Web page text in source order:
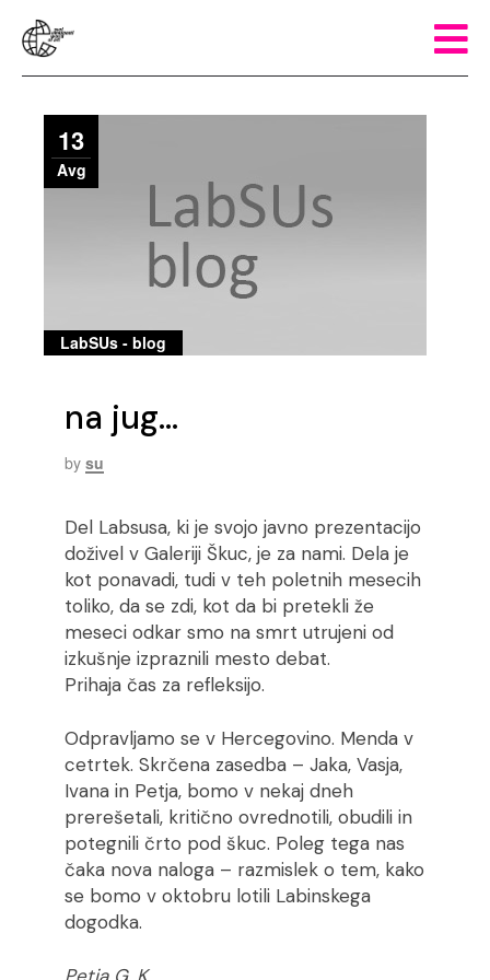
13
Avg
LabSUs - blog
na jug…
by su
Del Labsusa, ki je svojo javno prezentacijo
doživel v Galeriji Škuc, je za nami. Dela je
kot ponavadi, tudi v teh poletnih mesecih
toliko, da se zdi, kot da bi pretekli že
meseci odkar smo na smrt utrujeni od
izkušnje izpraznili mesto debat.
Prihaja čas za refleksijo.
Odpravljamo se v Hercegovino. Menda v
cetrtek. Skrčena zasedba – Jaka, Vasja,
Ivana in Petja, bomo v nekaj dneh
prerešetali, kritično ovrednotili, obudili in
potegnili črto pod škuc. Poleg tega nas
čaka nova naloga – razmislek o tem, kako
se bomo v oktobru lotili Labinskega
dogodka.